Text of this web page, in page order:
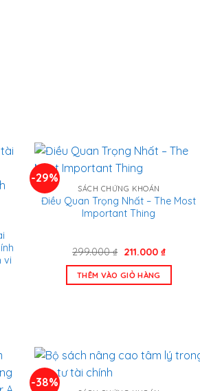
vi
-29%
SÁCH CHỨNG KHOÁN
Điều Quan Trọng Nhất – The Most
Important Thing
299.000₫ Giá
là:
299.000 ₫.
211.000 ₫Giá
THÊM VÀO GIỎ HÀNG
-38%